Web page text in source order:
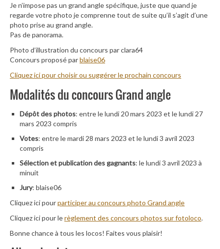
Je n’impose pas un grand angle spécifique, juste que quand je
regarde votre photo je comprenne tout de suite qu’il s’agit d’une
photo prise au grand angle.
Pas de panorama.
Photo d’illustration du concours par clara64
Concours proposé parblaise06
Cliquez ici pour choisir ou suggérer le prochain concours
Modalités du concours Grand angle
Dépôt des photos: entre le lundi 20 mars 2023 et le lundi 27
mars 2023 compris
Votes: entre le mardi 28 mars 2023 et le lundi 3 avril 2023
compris
Sélection et publication des gagnants: le lundi 3 avril 2023 à
minuit
Jury: blaise06
Cliquez ici pourparticiper au concours photo Grand angle
Cliquez ici pour lerèglement des concours photos sur fotoloco.
Bonne chance à tous les locos! Faites vous plaisir!